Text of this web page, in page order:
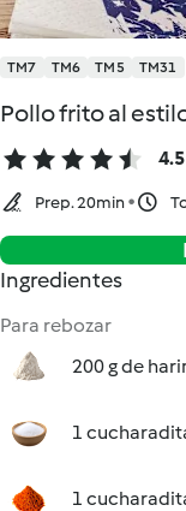
TM7 TM6 TM5 TM31
Pollo frito al
4.5
Prep. 20min
Ingredientes
Para rebozar
200 g de
1
1